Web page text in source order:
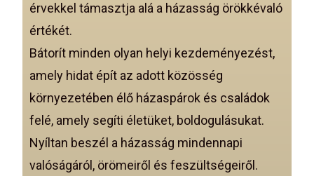
érvekkel támasztja alá a házasság örökkévaló
értékét.
Bátorít minden olyan helyi kezdeményezést,
amely hidat épít az adott közösség
környezetében élő házaspárok és családok
felé, amely segíti életüket, boldogulásukat.
Nyíltan beszél a házasság mindennapi
valóságáról, örömeiről és feszültségeiről.